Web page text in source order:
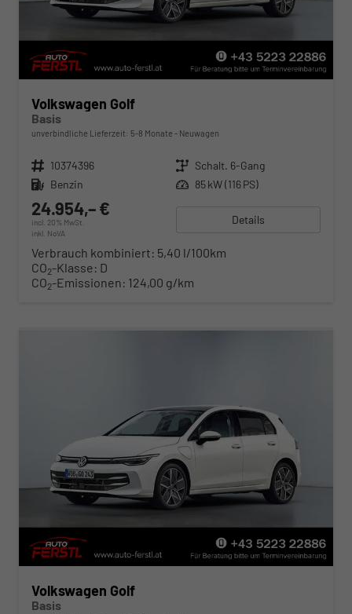
Volkswagen Golf
Basis
unverbindliche Lieferzeit: 5-8 Monate Neuwagen
Fahrzeugnr. 10374396 Getriebe Schalt. 6-Gang
Kraftstoff Benzin Leistung 85 kW (116 PS)
24.954,– €
incl. 20% MwSt.
inkl. NoVA
Details
Verbrauch kombiniert: 5,40 l/100km
CO2-Klasse: D
CO2-Emissionen: 124,00 g/km
Volkswagen Golf
Basis